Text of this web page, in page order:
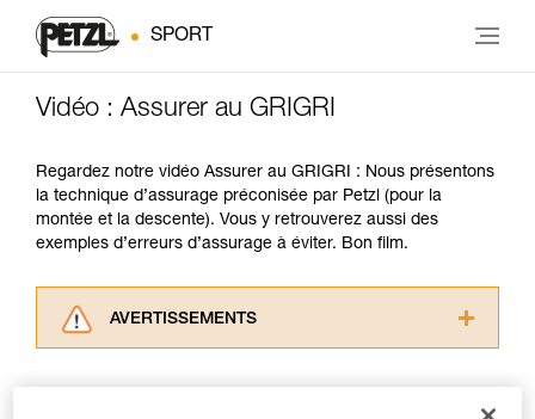
SPORT
Vidéo : Assurer au GRIGRI
Regardez notre vidéo Assurer au GRIGRI : Nous présentons
la technique d’assurage préconisée par Petzl (pour la
montée et la descente). Vous y retrouverez aussi des
exemples d’erreurs d’assurage à éviter. Bon film.
AVERTISSEMENTS